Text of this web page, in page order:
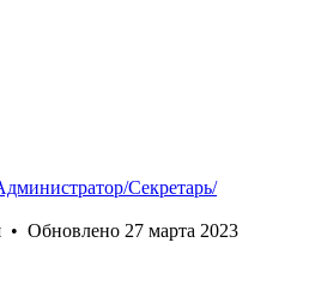
Секретарь/
• Обновлено 27 марта 2023